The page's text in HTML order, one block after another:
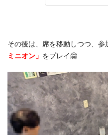
その後は、席を移動しつつ、
ミニオン」 をプレイ🤗